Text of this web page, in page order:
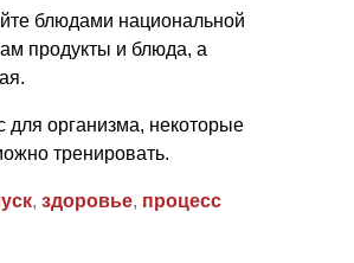
блюдами национальной
продукты и блюда, а
для организма, некоторые
тренировать.
, здоровье, процесс